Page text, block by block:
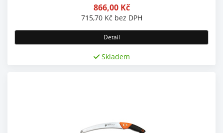
866,00 Kč
715,70 Kč bez DPH
Detail
Skladem